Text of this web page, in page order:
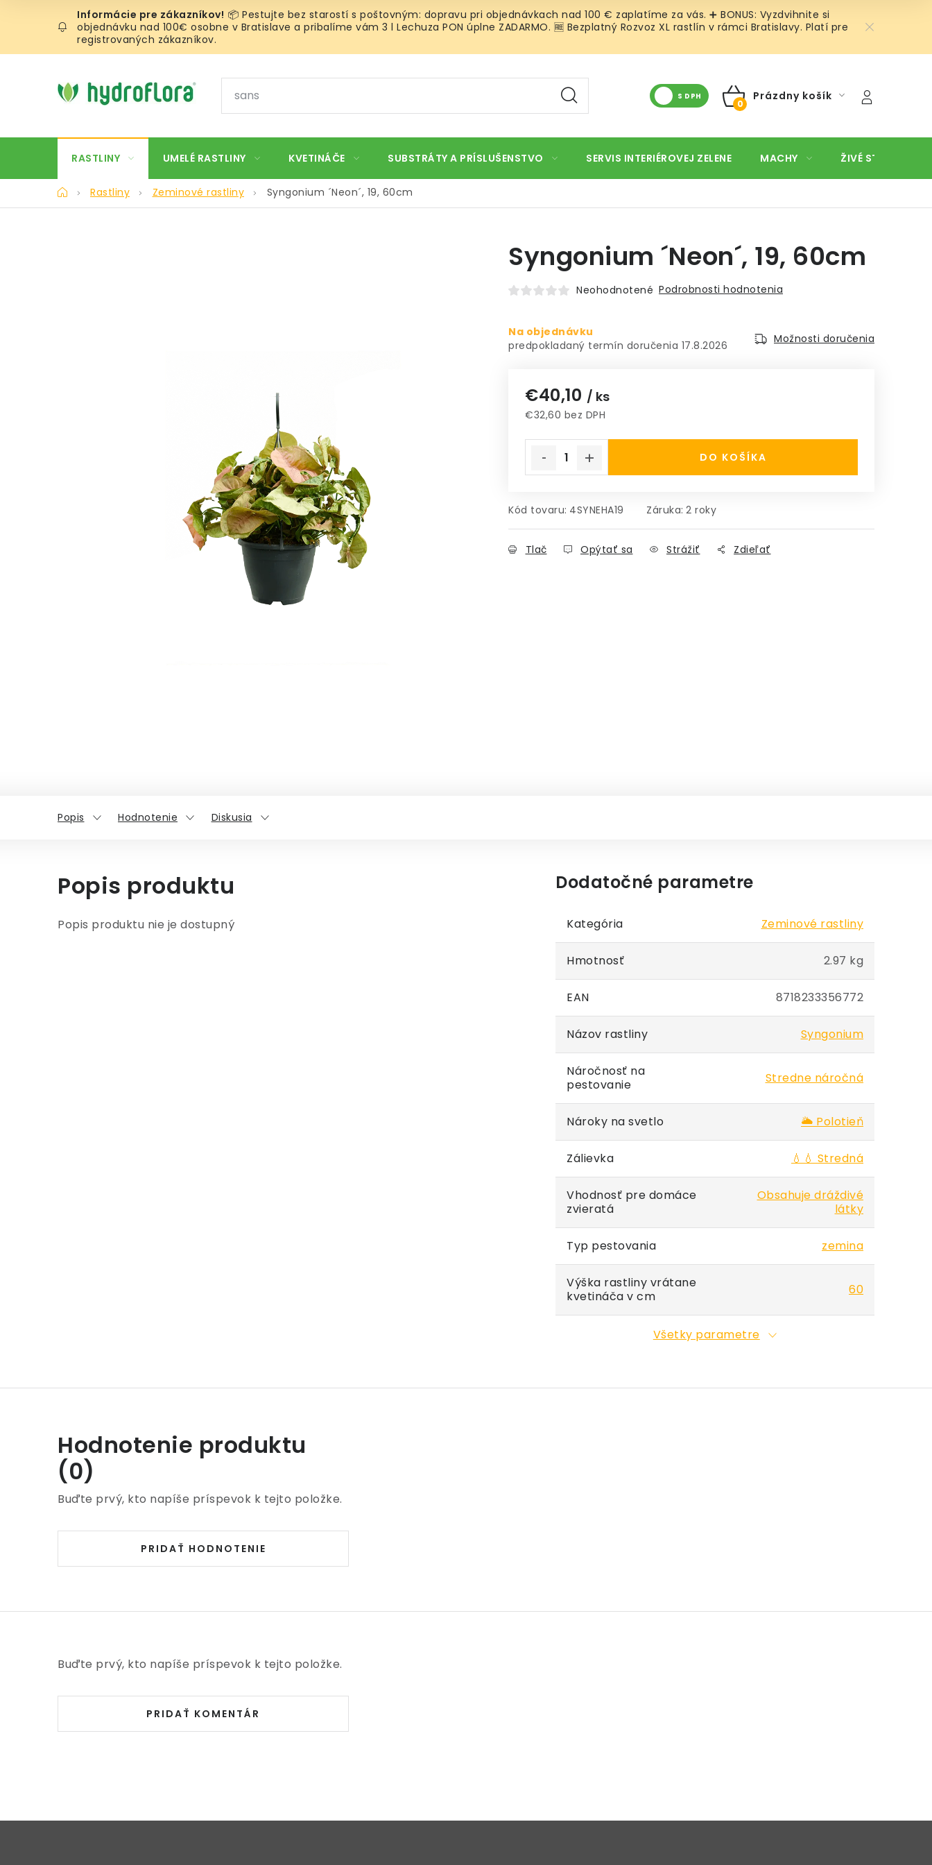
📦 Pestujte bez starostí s poštovným: dopravu pri objednávkach nad 100 € zaplatíme za vás. ➕ BONUS: Vyzdvihnite si
objednávku nad 100€ osobne v Bratislave a pribalíme vám 3 l Lechuza PON úplne ZADARMO. 🆓 Bezplatný Rozvoz XL rastlín v rámci Bratislavy. Platí pre
registrovaných zákazníkov.
S DPH
NÁKUPNÝ
Prázdny košík
RASTLINY UMELÉ RASTLINY KVETINÁČE SUBSTRÁTY A PRÍSLUŠENSTVO SERVIS INTERIÉROVEJ ZELENE MACHY ŽIVÉ STENY
DomovRastliny Zeminové rastliny Syngonium ´Neon´, 19, 60cm
Syngonium ´Neon´, 19, 60cm
Neohodnotené Podrobnosti hodnotenia
Na objednávku
17.8.2026
Možnosti doručenia
€40,10 / ks
€32,60 bez DPH
DO KOŠÍKA
Kód tovaru: 4SYNEHA19 Záruka: 2 roky
Tlač Opýtať sa Strážiť Zdieľať
Popis Hodnotenie Diskusia
Popis produktu
Popis produktu nie je dostupný
Dodatočné parametre
Kategória Zeminové rastliny
Hmotnosť 2.97 kg
EAN 8718233356772
Názov rastliny Syngonium
Náročnosť na
pestovanie
Stredne náročná
Nároky na svetlo 🌥️ Polotieň
Zálievka 💧💧 Stredná
Vhodnosť pre domáce
zvieratá
Obsahuje dráždivé
látky
Typ pestovania zemina
Výška rastliny vrátane
kvetináča v cm
60
Všetky parametre
Hodnotenie produktu
(0)
Buďte prvý, kto napíše príspevok k tejto položke.
PRIDAŤ HODNOTENIE
Buďte prvý, kto napíše príspevok k tejto položke.
PRIDAŤ KOMENTÁR